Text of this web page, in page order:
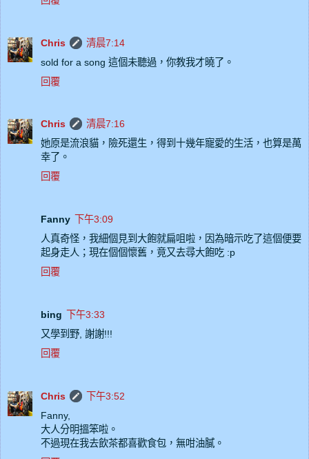
Chris
清晨7:14
sold for a song 這個未聽過，你教我才曉了。
回覆
Chris
清晨7:16
她原是流浪貓，險死還生，得到十幾年寵愛的生活，也算是萬
幸了。
回覆
Fanny
下午3:09
人真奇怪，我細個見到大飽就扁咀啦，因為暗示吃了這個便要
起身走人；現在個個懷舊，竟又去尋大飽吃 :p
回覆
bing
下午3:33
又學到野, 謝謝!!!
回覆
Chris
下午3:52
Fanny,
大人分明搵笨啦。
不過現在我去飲茶都喜歡食包，無咁油膩。